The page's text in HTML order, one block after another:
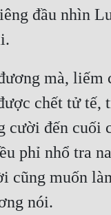
đầu nhìn
mà, liếm
chết tử tế,
cười đến cuối
phỉ nhổ tra
cũng muốn